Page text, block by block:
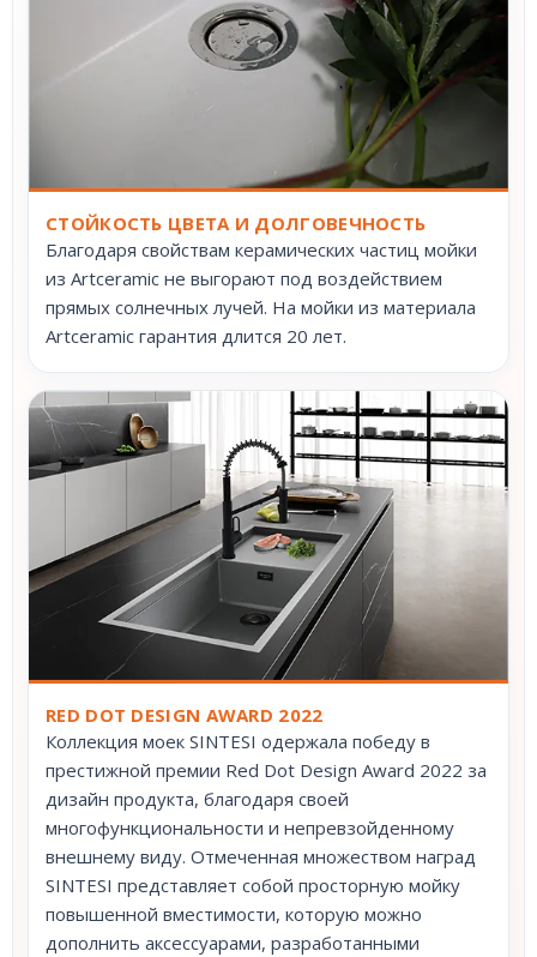
СТОЙКОСТЬ ЦВЕТА И ДОЛГОВЕЧНОСТЬ
Благодаря свойствам керамических частиц мойки
из Artceramic не выгорают под воздействием
прямых солнечных лучей. На мойки из материала
Artceramic гарантия длится 20 лет.
RED DOT DESIGN AWARD 2022
Коллекция моек SINTESI одержала победу в
престижной премии Red Dot Design Award 2022 за
дизайн продукта, благодаря своей
многофункциональности и непревзойденному
внешнему виду. Отмеченная множеством наград
SINTESI представляет собой просторную мойку
повышенной вместимости, которую можно
дополнить аксессуарами, разработанными